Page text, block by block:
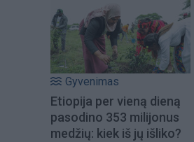
Gyvenimas
Etiopija per vieną dieną
pasodino 353 milijonus
medžių: kiek iš jų išliko?